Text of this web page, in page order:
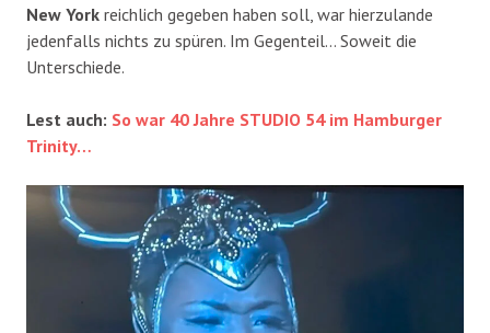
New York reichlich gegeben haben soll, war hierzulande
jedenfalls nichts zu spüren. Im Gegenteil… Soweit die
Unterschiede.
Lest auch: So war 40 Jahre STUDIO 54 im Hamburger
Trinity…